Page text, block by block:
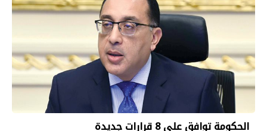
الحكومة توافق على 8 قرارات جديدة